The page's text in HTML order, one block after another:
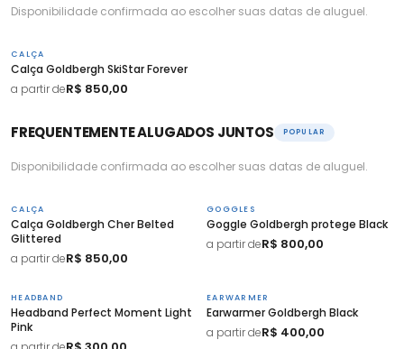
Disponibilidade confirmada ao escolher suas datas de aluguel.
CALÇA
Calça Goldbergh SkiStar Forever
a partir deR$ 850,00
FREQUENTEMENTE ALUGADOS JUNTOS POPULAR
Disponibilidade confirmada ao escolher suas datas de aluguel.
CALÇA
Calça Goldbergh Cher Belted
Glittered
a partir deR$ 850,00
GOGGLES
Goggle Goldbergh protege Black
a partir deR$ 800,00
HEADBAND
Headband Perfect Moment Light
Pink
EARWARMER
Earwarmer Goldbergh Black
a partir deR$ 400,00